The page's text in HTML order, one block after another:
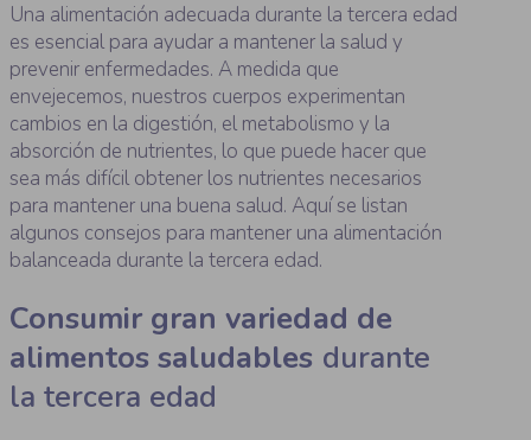
Una alimentación adecuada durante la tercera edad
es esencial para ayudar a mantener la salud y
prevenir enfermedades. A medida que
envejecemos, nuestros cuerpos experimentan
cambios en la digestión, el metabolismo y la
absorción de nutrientes, lo que puede hacer que
sea más difícil obtener los nutrientes necesarios
para mantener una buena salud. Aquí se listan
algunos consejos para mantener una alimentación
balanceada durante la tercera edad.
Consumir gran variedad de
alimentos saludables durante
la tercera edad